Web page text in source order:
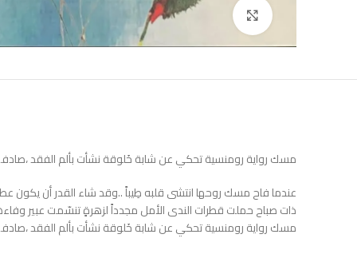
Click to enlarge
مسك رواية رومنسية تحكي عن شابة خَلوقة نشأت بألم الفقد
عندما فاح مسك روحها انتشى قلبه طِيباً ..وقد شاء القدر أن يكون
ذات صباح حملت قطرات الندى الأمل مجدداً لزهرةٍ تنسّمت عبير
مسك رواية رومنسية تحكي عن شابة خَلوقة نشأت بألم الفقد